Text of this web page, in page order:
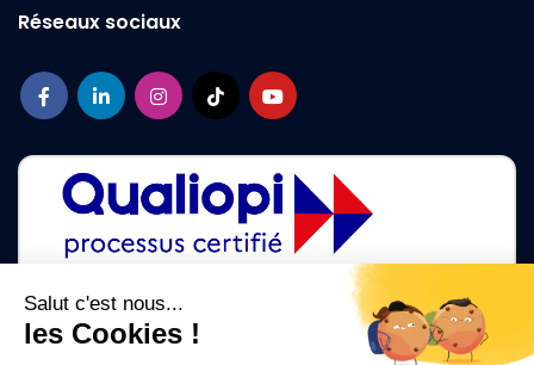
Salut c'est nous...
les Cookies !
Réseaux sociaux
La certification qualité a été délivrée au titre des catégories d'action